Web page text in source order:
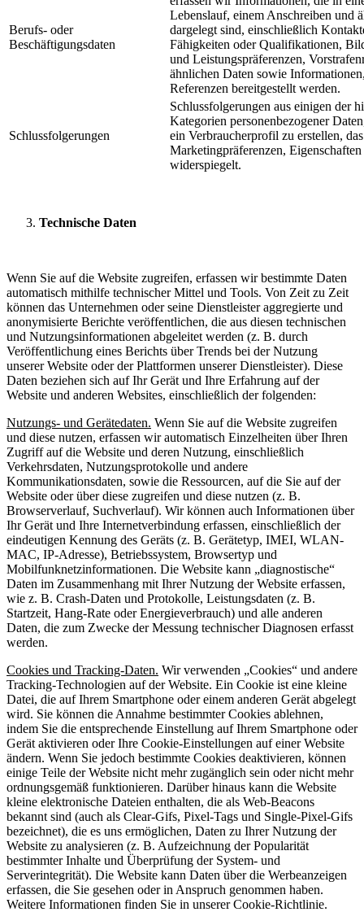
Berufs- oder
Beschäftigungsdaten
Lebenslauf, einem Anschreiben und
dargelegt sind, einschließlich
Fähigkeiten oder Qualifikationen,
und Leistungspräferenzen,
ähnlichen Daten sowie
Referenzen bereitgestellt werden.
Schlussfolgerungen
Schlussfolgerungen aus einigen der
Kategorien personenbezogener
ein Verbraucherprofil zu erstellen,
Marketingpräferenzen,
widerspiegelt.
Technische Daten
Wenn Sie auf die Website zugreifen, erfassen wir bestimmte Daten
automatisch mithilfe technischer Mittel und Tools. Von Zeit zu Zeit
können das Unternehmen oder seine Dienstleister aggregierte und
anonymisierte Berichte veröffentlichen, die aus diesen technischen
und Nutzungsinformationen abgeleitet werden (z. B. durch
Veröffentlichung eines Berichts über Trends bei der Nutzung
unserer Website oder der Plattformen unserer Dienstleister). Diese
Daten beziehen sich auf Ihr Gerät und Ihre Erfahrung auf der
Website und anderen Websites, einschließlich der folgenden:
Nutzungs- und Gerätedaten. Wenn Sie auf die Website zugreifen
und diese nutzen, erfassen wir automatisch Einzelheiten über Ihren
Zugriff auf die Website und deren Nutzung, einschließlich
Verkehrsdaten, Nutzungsprotokolle und andere
Kommunikationsdaten, sowie die Ressourcen, auf die Sie auf der
Website oder über diese zugreifen und diese nutzen (z. B.
Browserverlauf, Suchverlauf). Wir können auch Informationen über
Ihr Gerät und Ihre Internetverbindung erfassen, einschließlich der
eindeutigen Kennung des Geräts (z. B. Gerätetyp, IMEI, WLAN-
MAC, IP-Adresse), Betriebssystem, Browsertyp und
Mobilfunknetzinformationen. Die Website kann „diagnostische“
Daten im Zusammenhang mit Ihrer Nutzung der Website erfassen,
wie z. B. Crash-Daten und Protokolle, Leistungsdaten (z. B.
Startzeit, Hang-Rate oder Energieverbrauch) und alle anderen
Daten, die zum Zwecke der Messung technischer Diagnosen erfasst
werden.
Cookies und Tracking-Daten. Wir verwenden „Cookies“ und andere
Tracking-Technologien auf der Website. Ein Cookie ist eine kleine
Datei, die auf Ihrem Smartphone oder einem anderen Gerät abgelegt
wird. Sie können die Annahme bestimmter Cookies ablehnen,
indem Sie die entsprechende Einstellung auf Ihrem Smartphone oder
Gerät aktivieren oder Ihre Cookie-Einstellungen auf einer Website
ändern. Wenn Sie jedoch bestimmte Cookies deaktivieren, können
einige Teile der Website nicht mehr zugänglich sein oder nicht mehr
ordnungsgemäß funktionieren. Darüber hinaus kann die Website
kleine elektronische Dateien enthalten, die als Web-Beacons
bekannt sind (auch als Clear-Gifs, Pixel-Tags und Single-Pixel-Gifs
bezeichnet), die es uns ermöglichen, Daten zu Ihrer Nutzung der
Website zu analysieren (z. B. Aufzeichnung der Popularität
bestimmter Inhalte und Überprüfung der System- und
Serverintegrität). Die Website kann Daten über die Werbeanzeigen
erfassen, die Sie gesehen oder in Anspruch genommen haben.
Weitere Informationen finden Sie in unserer Cookie-Richtlinie.